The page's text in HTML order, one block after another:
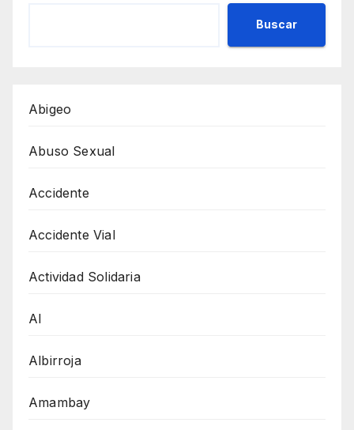
Buscar
Abigeo
Abuso Sexual
Accidente
Accidente Vial
Actividad Solidaria
AI
Albirroja
Amambay